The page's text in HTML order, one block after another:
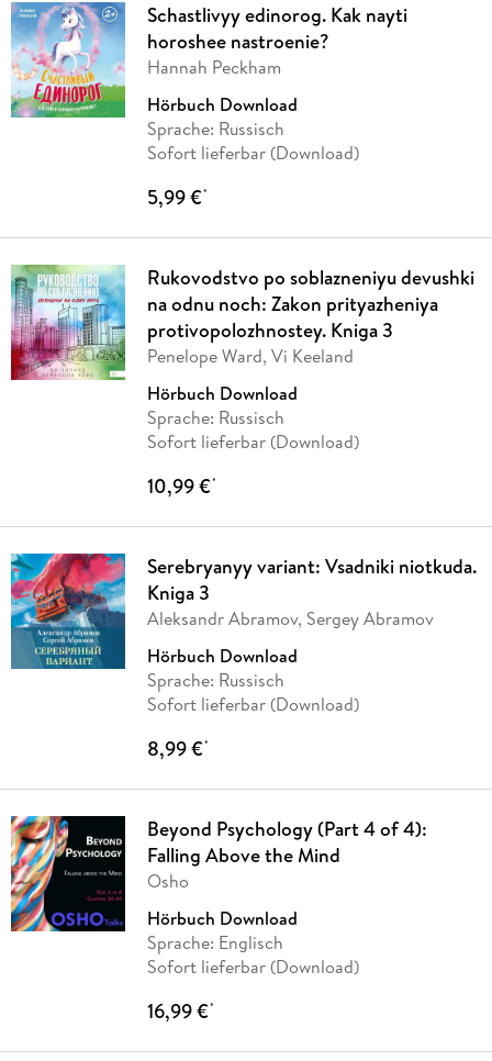
Schastlivyy edinorog. Kak nayti
horoshee nastroenie?
Hannah Peckham
Hörbuch Download
Sprache: Russisch
Sofort lieferbar (Download)
5,99 €*
Rukovodstvo po soblazneniyu devushki
na odnu noch: Zakon prityazheniya
protivopolozhnostey. Kniga 3
Penelope Ward, Vi Keeland
Hörbuch Download
Sprache: Russisch
Sofort lieferbar (Download)
10,99 €*
Serebryanyy variant: Vsadniki niotkuda.
Kniga 3
Aleksandr Abramov, Sergey Abramov
Hörbuch Download
Sprache: Russisch
Sofort lieferbar (Download)
8,99 €*
Beyond Psychology (Part 4 of 4):
Falling Above the Mind
Osho
Hörbuch Download
Sprache: Englisch
Sofort lieferbar (Download)
16,99 €*